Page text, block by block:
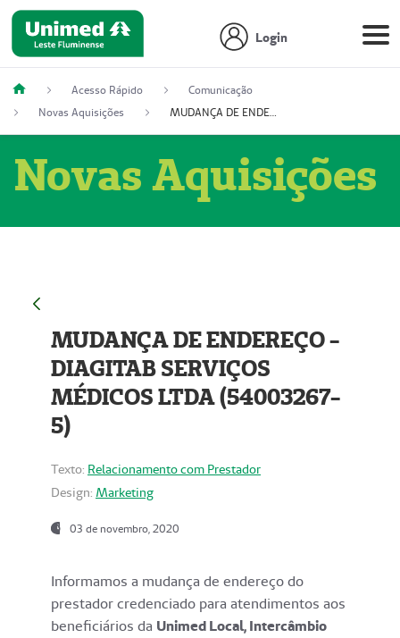
Login
Acesso Rápido
Comunicação
Novas Aquisições
MUDANÇA DE ENDEREÇO - DIAGITAB SERVIÇOS MÉDICOS LTDA (54003267-5)
Novas Aquisições
MUDANÇA DE ENDEREÇO -
DIAGITAB SERVIÇOS
MÉDICOS LTDA (54003267-
5)
Texto: Relacionamento com Prestador
Design: Marketing
03 de novembro, 2020
Informamos a mudança de endereço do
prestador credenciado para atendimentos aos
beneficiários da Unimed Local, Intercâmbio